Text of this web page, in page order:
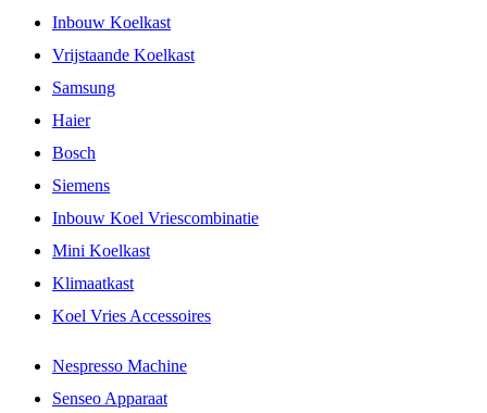
Inbouw Koelkast
Vrijstaande Koelkast
Samsung
Haier
Bosch
Siemens
Inbouw Koel Vriescombinatie
Mini Koelkast
Klimaatkast
Koel Vries Accessoires
Nespresso Machine
Senseo Apparaat